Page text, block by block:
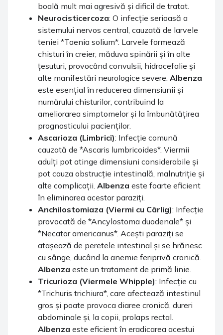
boală mult mai agresivă și dificil de tratat.
Neurocisticercoza: O infecție serioasă a
sistemului nervos central, cauzată de larvele
teniei *Taenia solium*. Larvele formează
chisturi în creier, măduva spinării și în alte
țesuturi, provocând convulsii, hidrocefalie și
alte manifestări neurologice severe. Albenza
este esențial în reducerea dimensiunii și
numărului chisturilor, contribuind la
ameliorarea simptomelor și la îmbunătățirea
prognosticului pacienților.
Ascarioza (Limbrici): Infecție comună
cauzată de *Ascaris lumbricoides*. Viermii
adulți pot atinge dimensiuni considerabile și
pot cauza obstrucție intestinală, malnutriție și
alte complicații. Albenza este foarte eficient
în eliminarea acestor paraziți.
Anchilostomiaza (Viermi cu Cârlig): Infecție
provocată de *Ancylostoma duodenale* și
*Necator americanus*. Acești paraziți se
atașează de peretele intestinal și se hrănesc
cu sânge, ducând la anemie feriprivă cronică.
Albenza este un tratament de primă linie.
Tricurioza (Viermele Whipple): Infecție cu
*Trichuris trichiura*, care afectează intestinul
gros și poate provoca diaree cronică, dureri
abdominale și, la copii, prolaps rectal.
Albenza este eficient în eradicarea acestui